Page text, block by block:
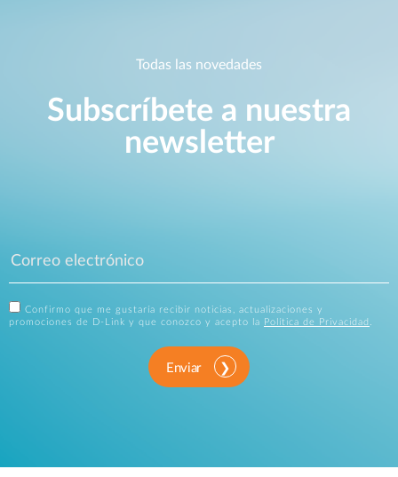
Todas las novedades
Subscríbete a nuestra
newsletter
Confirmo que me gustaría recibir noticias, actualizaciones y
promociones de D-Link y que conozco y acepto la
Política de Privacidad .
Enviar